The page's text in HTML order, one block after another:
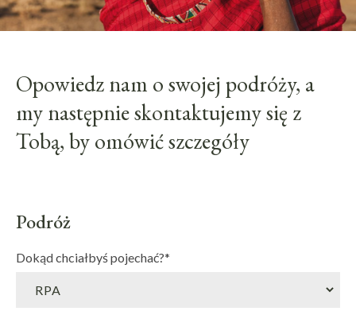
Opowiedz nam o swojej podróży, a
my następnie skontaktujemy się z
Tobą, by omówić szczegóły
Podróż
Dokąd chciałbyś pojechać?*